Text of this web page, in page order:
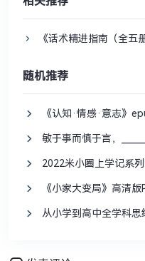
《话术精进指南（全五
随机推荐
《认知·情感·意志》
敏于事而慎于言，
2022米小圈上学记系
《小家大变局》高清版
从小学到高中全学科思